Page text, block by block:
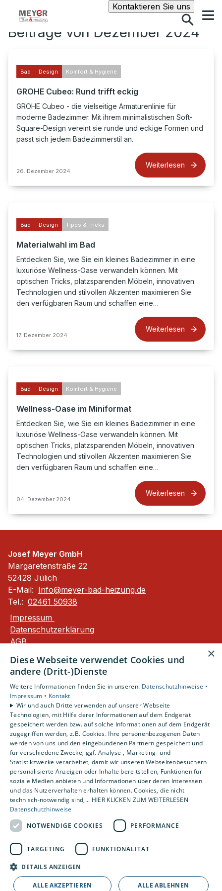
Kontaktieren Sie unsSuche
Beiträge von Dezember 2024
Bad Design Komfort & Hygiene
GROHE Cubeo: Rund trifft eckig
GROHE Cubeo - die vielseitige Armaturenlinie für
moderne Badezimmer. Mit ihrem minimalistischen Soft-
Square-Design vereint sie runde und eckige Formen und
passt sich jedem Badezimmerstil an.
26. Dezember 2024
Weiterlesen
Bad Design Tipps & Tricks
Materialwahl im Bad
Entdecken Sie, wie Sie ein kleines Badezimmer in eine
luxuriöse Wellness-Oase verwandeln können. Mit
optischen Tricks, platzsparenden Möbeln, innovativen
Technologien und stilvollen Akzenten maximieren Sie
den verfügbaren Raum und schaffen eine…
17. Dezember 2024
Weiterlesen
Bad Design Komfort & Hygiene
Wellness-Oase im Miniformat
Entdecken Sie, wie Sie ein kleines Badezimmer in eine
luxuriöse Wellness-Oase verwandeln können. Mit
optischen Tricks, platzsparenden Möbeln, innovativen
Technologien und stilvollen Akzenten maximieren Sie
den verfügbaren Raum und schaffen eine…
04. Dezember 2024
Weiterlesen
Josef Meyer GmbH
Margaretenstraße 22
52428 Jülich
E-Mail: Info@meyer-bad-heizung.de
Tel.: 02461 50938
Impressum
Datenschutzerklärung
AGB
Unsere Bereiche
Privatkunden
Gewerbekunden
Karriere
Unternehmen
Kontakt
×
Diese Webseite verwendet Cookies und
andere (Dritt-)Dienste
Weitere Informationen finden Sie in unseren: Datenschutzhinweise •
Impressum • Kontakt
Wir und auch Dritte verwenden auf unserer Webseite
Technologien, mit Hilfe derer Informationen auf dem Endgerät
gespeichert werden bzw. auf solche Informationen auf dem Endgerät
zugegriffen werden, z.B. Cookies. Ihre personenbezogenen Daten
werden von uns und den eingebundenen Partnern gespeichert und
für verschiedene Zwecke, ggf. Analyse-, Marketing- und
Statistikzwecke verarbeitet, damit wir unseren Webseitenbesuchern
personalisierte Anzeigen oder Inhalte bereitstellen, Funktionen für
soziale Medien anbieten und Informationen über deren Interessen
und das Nutzerverhalten erhalten können. Cookies, die nicht
technisch-notwendig sind,... HIER KLICKEN ZUM WEITERLESEN
Datenschutzhinweise
NOTWENDIGE COOKIES
PERFORMANCE
TARGETING FUNKTIONALITÄT
DETAILS ANZEIGEN
ALLE AKZEPTIEREN ALLE ABLEHNEN